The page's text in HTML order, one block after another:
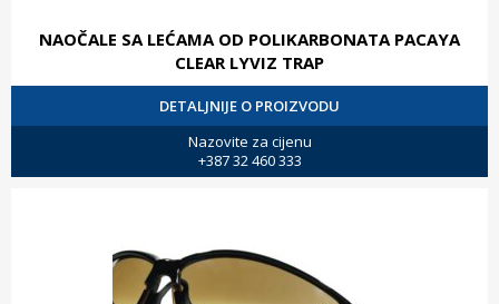
NAOČALE SA LEĆAMA OD POLIKARBONATA PACAYA
CLEAR LYVIZ TRAP
DETALJNIJE O PROIZVODU
Nazovite za cijenu
+387 32 460 333